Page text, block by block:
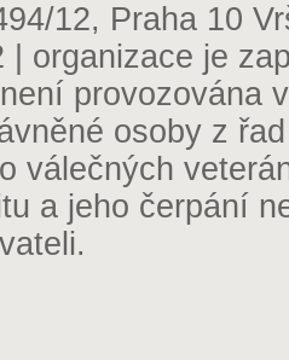
12, Praha 10
| organizace je
provozována
osoby z
válečných
a jeho čerpání